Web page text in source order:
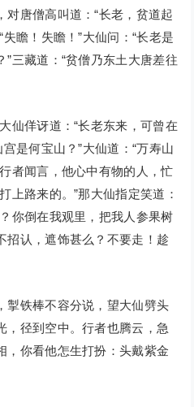
对唐僧高叫道：“长老，贫道起
瞻！失瞻！”大仙问：“长老是
三藏道：“贫僧乃东土大唐差往
佯讶道：“长老东来，可曾在
是何宝山？”大仙道：“万寿山
者闻言，他心中有物的人，忙
上路来的。”那大仙指定笑道：
你倒在我观里，把我人参果树
招认，遮饰甚么？不要走！趁
铁棒不容分说，望大仙劈头
，径到空中。行者也腾云，急
，你看他怎生打扮：头戴紫金